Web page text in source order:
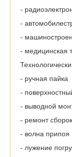
-
-
-
- медицинская
- ручная пайка
-
- выводной
- ремонт
- волна припоя
- лужение